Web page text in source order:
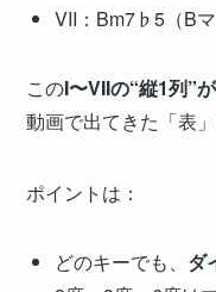
VII：Bm7♭5（Bマ
このI〜VIIの“縦1列”
動画で出てきた「表
ポイントは：
どのキーでも、 ダ